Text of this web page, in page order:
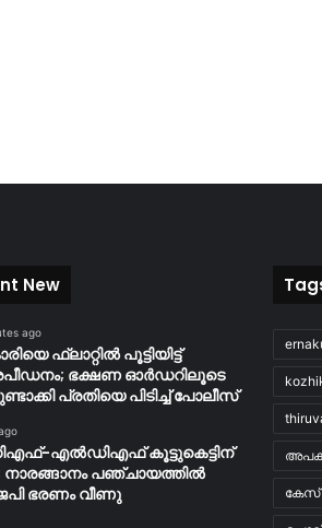
New
ago
ഫ്ലാറ്റിൽ പൂട്ടിയിട്ട്
ഭക്ഷണ ഓർഡറിലൂടെ
പ്രതിയെ പിടിച്ച് പോലീസ്
എൽഡിഎഫ് കൂട്ടുകെട്ടിന്
നാരങ്ങാനം പഞ്ചായത്തില്‍
ഭരണം വീണു
കേസ്